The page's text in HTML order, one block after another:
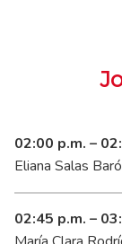
02:00 p.m. –
Eliana Salas
02:45 p.m. –